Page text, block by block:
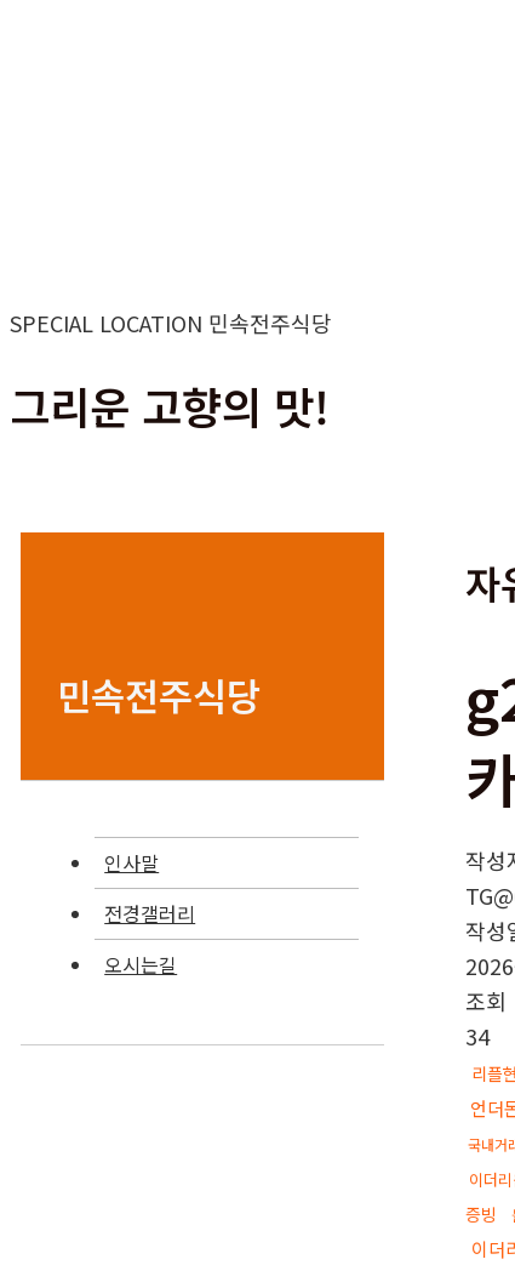
SPECIAL LOCATION 민속전주식당
그리운 고향의 맛!
민속전주식당
인사말
전경갤러리
오시는길
자
작성
작성
조회
34
리플
언더
국내거
이더
증빙
이더